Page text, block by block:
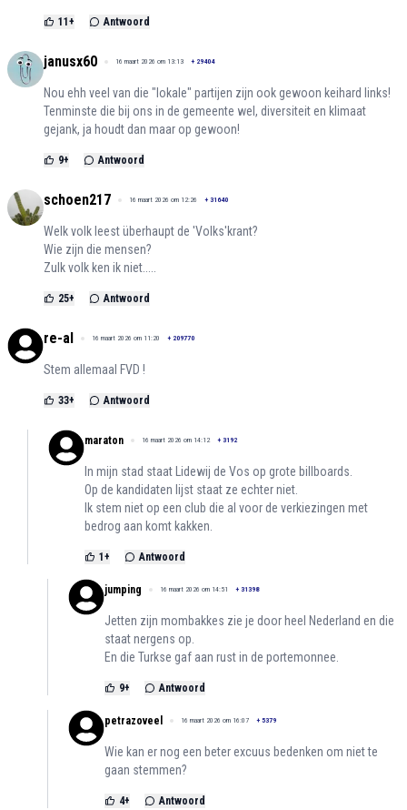
11 + Antwoord
janusx60 16 maart 2026 om 13:13 + 29404
Nou ehh veel van die "lokale" partijen zijn ook gewoon keihard links!
Tenminste die bij ons in de gemeente wel, diversiteit en klimaat
gejank, ja houdt dan maar op gewoon!
9+ Antwoord
schoen217 16 maart 2026 om 12:26 + 31640
Welk volk leest überhaupt de 'Volks'krant?
Wie zijn die mensen?
Zulk volk ken ik niet.....
25+ Antwoord
re-al 16 maart 2026 om 11:20 + 209770
Stem allemaal FVD !
33+ Antwoord
maraton 16 maart 2026 om 14:12 + 3192
In mijn stad staat Lidewij de Vos op grote billboards.
Op de kandidaten lijst staat ze echter niet.
Ik stem niet op een club die al voor de verkiezingen met
bedrog aan komt kakken.
1 + Antwoord
jumping 16 maart 2026 om 14:51 + 31398
Jetten zijn mombakkes zie je door heel Nederland en die
staat nergens op.
En die Turkse gaf aan rust in de portemonnee.
9+ Antwoord
petrazoveel 16 maart 2026 om 16:07 + 5379
Wie kan er nog een beter excuus bedenken om niet te
gaan stemmen?
4+ Antwoord